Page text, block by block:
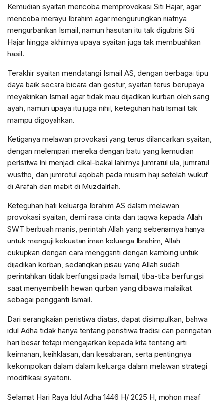
Kemudian syaitan mencoba memprovokasi Siti Hajar, agar
mencoba merayu Ibrahim agar mengurungkan niatnya
mengurbankan Ismail, namun hasutan itu tak digubris Siti
Hajar hingga akhirnya upaya syaitan juga tak membuahkan
hasil.
Terakhir syaitan mendatangi Ismail AS, dengan berbagai tipu
daya baik secara bicara dan gestur, syaitan terus berupaya
meyakinkan Ismail agar tidak mau dijadikan kurban oleh sang
ayah, namun upaya itu juga nihil, keteguhan hati Ismail tak
mampu digoyahkan.
Ketiganya melawan provokasi yang terus dilancarkan syaitan,
dengan melempari mereka dengan batu yang kemudian
peristiwa ini menjadi cikal-bakal lahirnya jumratul ula, jumratul
wustho, dan jumrotul aqobah pada musim haji setelah wukuf
di Arafah dan mabit di Muzdalifah.
Keteguhan hati keluarga Ibrahim AS dalam melawan
provokasi syaitan, demi rasa cinta dan taqwa kepada Allah
SWT berbuah manis, perintah Allah yang sebenarnya hanya
untuk menguji kekuatan iman keluarga Ibrahim, Allah
cukupkan dengan cara mengganti dengan kambing untuk
dijadikan korban, sedangkan pisau yang Allah sudah
perintahkan tidak berfungsi pada Ismail, tiba-tiba berfungsi
saat menyembelih hewan qurban yang dibawa malaikat
sebagai pengganti Ismail.
Dari serangkaian peristiwa diatas, dapat disimpulkan, bahwa
idul Adha tidak hanya tentang peristiwa tradisi dan peringatan
hari besar tetapi mengajarkan kepada kita tentang arti
keimanan, keihklasan, dan kesabaran, serta pentingnya
kekompokan dalam dalam keluarga dalam melawan strategi
modifikasi syaitoni.
Selamat Hari Raya Idul Adha 1446 H/ 2025 H, mohon maaf